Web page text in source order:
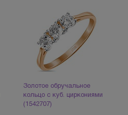
Золотое обручальное
кольцо с куб. циркониями
(1542707)